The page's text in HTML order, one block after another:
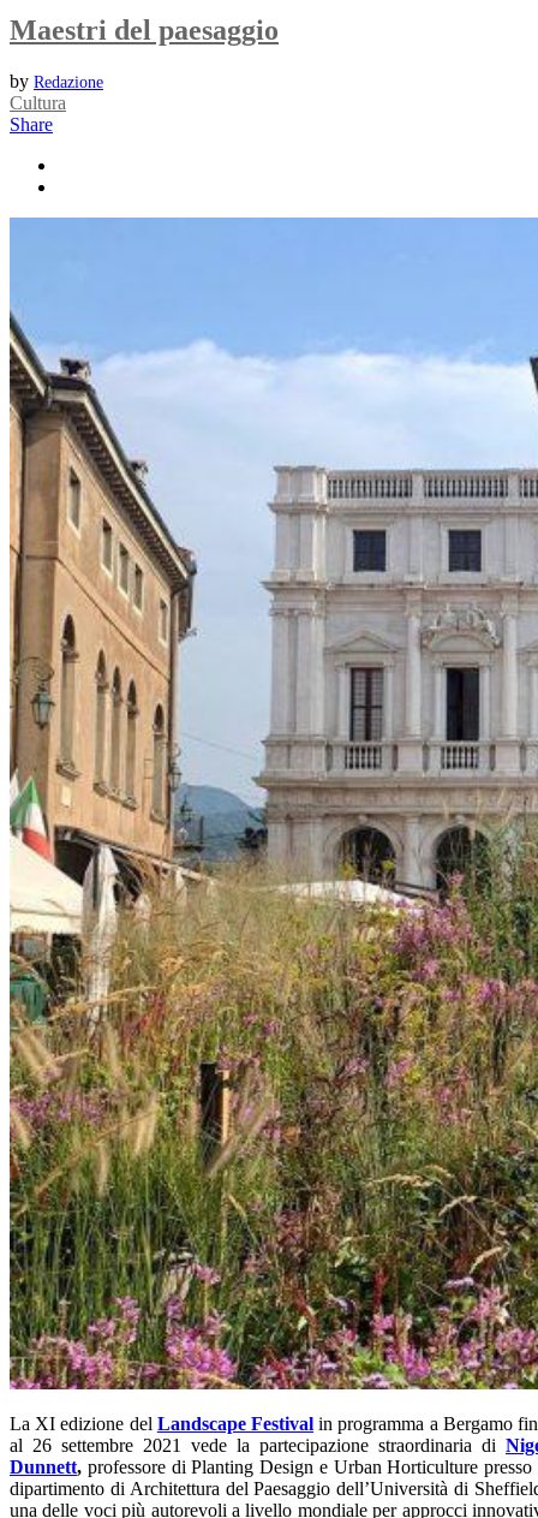
Maestri del paesaggio
by Redazione
Cultura
Share
La XI edizione del Landscape Festival in programma a Bergamo
al 26 settembre 2021 vede la partecipazione straordinaria di
Dunnett, professore di Planting Design e Urban Horticulture
dipartimento di Architettura del Paesaggio dell’Università di
una delle voci più autorevoli a livello mondiale per approcci